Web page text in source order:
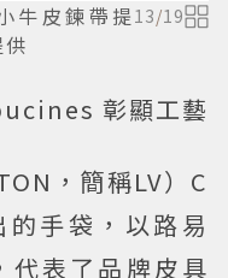
牛皮鍊帶提 13/19
彰顯工藝
，簡稱LV）C
手袋，以路易
代表了品牌皮具